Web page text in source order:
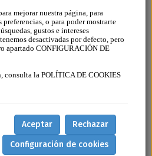
de requerimiento para
1
mejorar nuestra página, para
preferencias, o para poder mostrarte
gustos e intereses
desactivadas por defecto, pero
apartado CONFIGURACIÓN DE
consulta la POLÍTICA DE COOKIES
Aceptar
Rechazar
Configuración de cookies